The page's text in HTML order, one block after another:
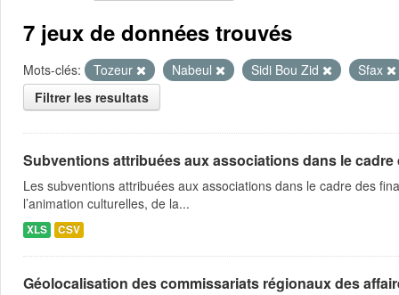
7 jeux de données trouvés
Mots-clés: Tozeur Nabeul Sidi Bou Zid
Sfax
Filtrer les resultats
Subventions attribuées aux associations dans le
Les subventions attribuées aux associations dans le cadre des
l’animation culturelles, de la...
XLS CSV
Géolocalisation des commissariats régionaux des